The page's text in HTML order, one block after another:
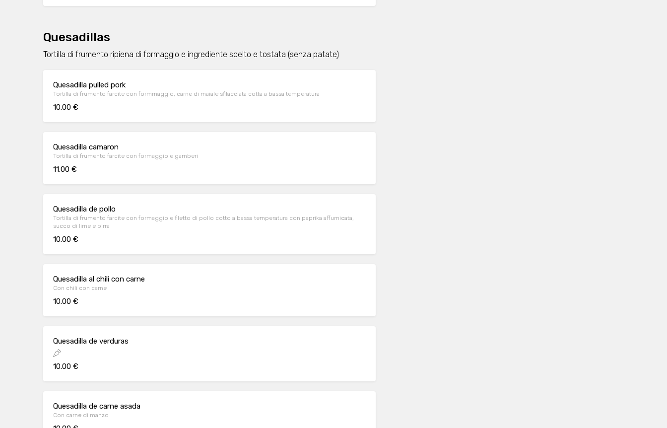
Quesadillas
Tortilla di frumento ripiena di formaggio e ingrediente scelto e tostata (senza patate)
Quesadilla pulled pork
Tortilla di frumento farcite con formmaggio, carne di maiale sfilacciata cotta a bassa temperatura
10.00 €
Quesadilla camaron
Tortilla di frumento farcite con formaggio e gamberi
11.00 €
Quesadilla de pollo
Tortilla di frumento farcite con formaggio e filetto di pollo cotto a bassa temperatura con paprika affumicata,
succo di lime e birra
10.00 €
Quesadilla al chili con carne
Con chili con carne
10.00 €
Quesadilla de verduras
10.00 €
Quesadilla de carne asada
Con carne di manzo